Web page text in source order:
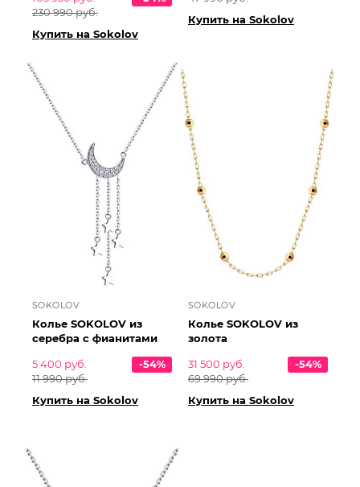
230 990 руб.
Купить на Sokolov
Купить на Sokolov
SOKOLOV
Колье SOKOLOV из
серебра с фианитами
5 400 руб.
11 990 руб.
-54%
Купить на Sokolov
SOKOLOV
Колье SOKOLOV из
золота
31 500 руб.
69 990 руб.
-54%
Купить на Sokolov